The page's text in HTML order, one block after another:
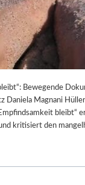
Bewegende
Daniela Magnani
bleibt“
kritisiert den